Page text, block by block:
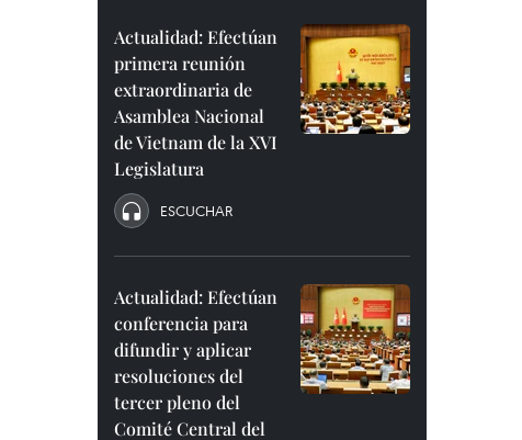
Actualidad: Efectúan
primera reunión
extraordinaria de
Asamblea Nacional
de Vietnam de la XVI
Legislatura
ESCUCHAR
Actualidad: Efectúan
conferencia para
difundir y aplicar
resoluciones del
tercer pleno del
Comité Central del